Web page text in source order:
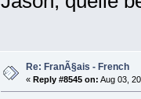
Re: FranÃ§ais - French
« Reply #8545 on: Aug 03,